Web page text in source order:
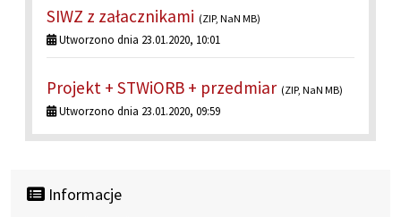
SIWZ z załacznikami (ZIP, NaN MB)
Utworzono dnia 23.01.2020, 10:01
Projekt + STWiORB + przedmiar (ZIP, NaN MB)
Utworzono dnia 23.01.2020, 09:59
Informacje